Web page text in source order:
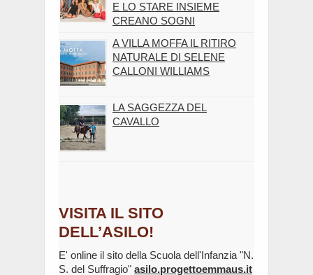
E LO STARE INSIEME
CREANO SOGNI
A VILLA MOFFA IL RITIRO
NATURALE DI SELENE
CALLONI WILLIAMS
LA SAGGEZZA DEL
CAVALLO
VISITA IL SITO
DELL’ASILO!
E' online il sito della Scuola dell'Infanzia "N.
S. del Suffragio" asilo.progettoemmaus.it